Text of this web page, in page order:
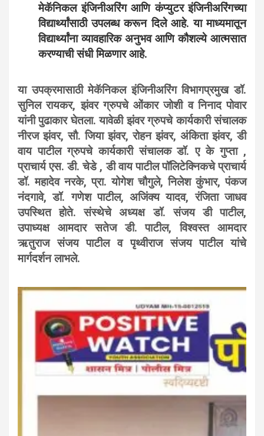
मेकॅनिकल इंजिनीअरिंग आणि कंप्युटर इंजिनीअरिंगच्या
विद्यार्थ्यांसाठी उपलब्ध करून दिले आहे. या माध्यमातून
विद्यार्थ्यांना व्यावहारिक अनुभव आणि कौशल्ये आत्मसात
करण्याची संधी मिळणार आहे.
या उपक्रमासाठी मेकॅनिकल इंजिनीअरिंग विभागप्रमुख डॉ.
सुनिल रायकर, झंवर ग्रुपचे ओंकार जोशी व निनाद पोवार
यांनी पुढाकार घेतला. यावेळी झंवर ग्रुपचे कार्यकारी संचालक
नीरज झंवर, सौ. जिया झंवर, रोहन झंवर, अंकिता झंवर, डी
वाय पाटील ग्रुपचे कार्यकारी संचालक डॉ. ए के गुप्ता ,
प्राचार्य एस. डी. चेडे , डी वाय पाटील पॉलिटेक्निकचे प्राचार्य
डॉ. महादेव नरके, प्रा. योगेश चौगुले, निलेश कुंभार, पंकज
नंदगावे, डॉ. गणेश पाटील, अजिंक्य यादव, रंजिता जाधव
उपस्थित होते. संस्थेचे अध्यक्ष डॉ. संजय डी पाटील,
उपाध्यक्ष आमदार सतेज डी. पाटील, विश्वस्त आमदार
ऋतुराज संजय पाटील व पृथ्वीराज संजय पाटील यांचे
मार्गदर्शन लाभले.